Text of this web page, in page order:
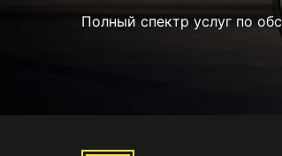
Полный спектр услуг по